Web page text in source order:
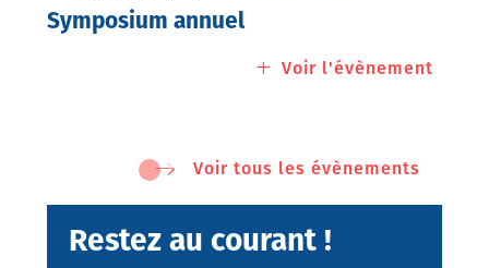
Symposium annuel
Voir l'évènement
Voir tous les évènements
Restez au courant !